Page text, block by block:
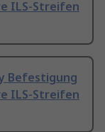
ILS-Streifen
Befestigung
ILS-Streifen